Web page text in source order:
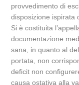
provvedimento di
disposizione ispirata
Si è costituita
documentazione
sana, in quanto al
portata, non
deficit non
causa ostativa alla